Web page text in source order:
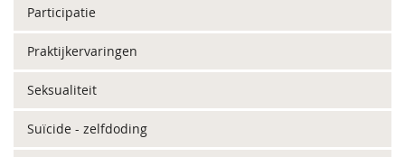
Participatie
Praktijkervaringen
Seksualiteit
Suïcide - zelfdoding